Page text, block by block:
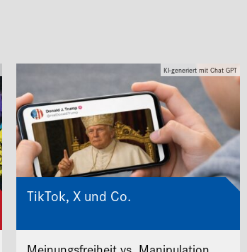
KI-generiert mit Chat GPT
TikTok, X und Co.